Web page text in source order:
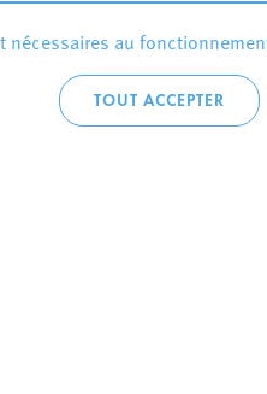
nécessaires au
TOUT ACCEPTER